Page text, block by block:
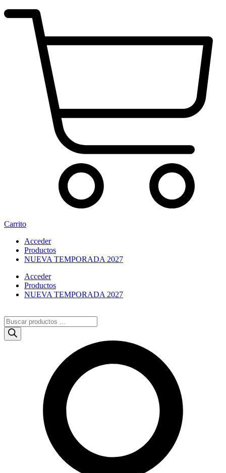
Carrito
Acceder
Productos
NUEVA TEMPORADA 2027
Acceder
Productos
NUEVA TEMPORADA 2027
Búsqueda
de
productos